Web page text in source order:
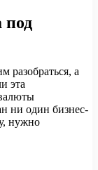
разобраться, а
эта
ни один бизнес-
нужно